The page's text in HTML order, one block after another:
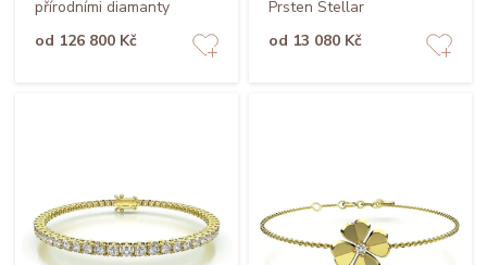
přírodními diamanty
od 126 800 Kč
Prsten Stellar
od 13 080 Kč